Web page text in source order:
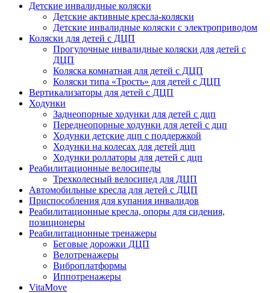
Детские инвалидные коляски
Детские активные кресла-коляски
Детские инвалидные коляски с электроприводом
Коляски для детей с ДЦП
Прогулочные инвалидные коляски для детей с
ДЦП
Коляска комнатная для детей с ДЦП
Коляски типа «Трость» для детей с ДЦП
Вертикализаторы для детей с ДЦП
Ходунки
Заднеопорные ходунки для детей с дцп
Переднеопорные ходунки для детей с дцп
Ходунки детские дцп с поддержкой
Ходунки на колесах для детей дцп
Ходунки роллаторы для детей с дцп
Реабилитационные велосипеды
Трехколесный велосипед для ДЦП
Автомобильные кресла для детей с ДЦП
Приспособления для купания инвалидов
Реабилитационные кресла, опоры для сидения,
позиционеры
Реабилитационные тренажеры
Беговые дорожки ДЦП
Велотренажеры
Виброплатформы
Иппотренажеры
VitaMove